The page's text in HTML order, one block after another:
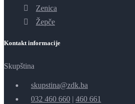
Zenica
Žepče
Kontakt informacije
Skupština
skupstina@zdk.ba
032 460 660 | 460 661